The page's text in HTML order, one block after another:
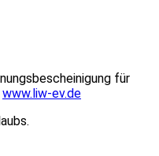
für
www.liw-ev.de